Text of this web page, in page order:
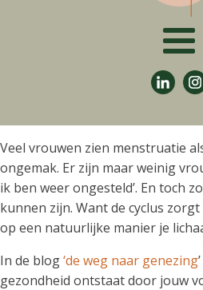
Veel vrouwen zien menstruatie
ongemak. Er zijn maar weinig
ik ben weer ongesteld’. En toch
kunnen zijn. Want de cyclus
op een natuurlijke manier je
In de blog‘de weg naar genezing
gezondheid ontstaat door jouw